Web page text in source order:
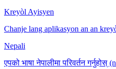
Kreyòl Ayisyen
Chanje lang aplikasyon an an
Nepali
एपको भाषा नेपालीमा परिवर्तन गर्नुहोस्